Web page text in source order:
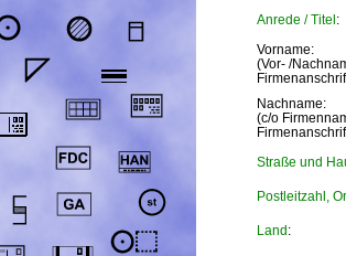
Anrede / Titel :
Vorname:
(Vor- /
Nachname:
(c/o
Straße und
Postleitzahl,
Land :